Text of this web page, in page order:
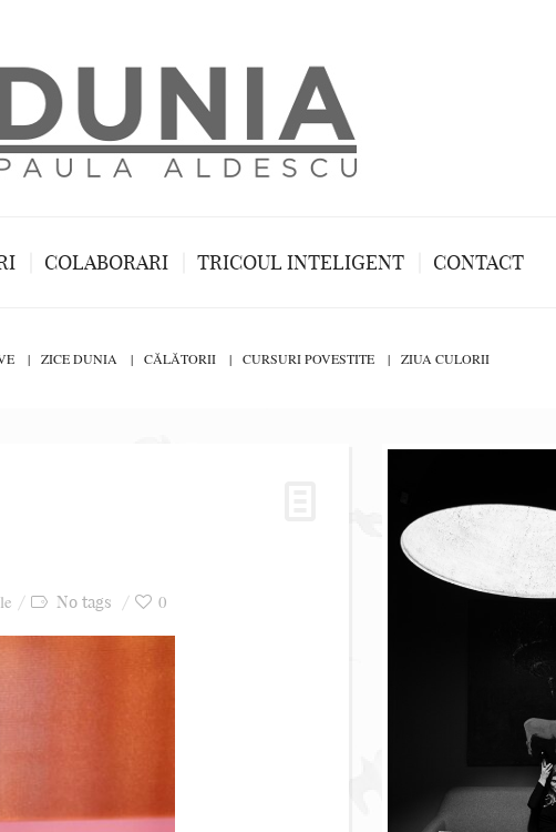
COLABORARI TRICOUL INTELIGENT CONTACT
ZICE DUNIA CĂLĂTORII CURSURI POVESTITE ZIUA CULORII
No tags 0